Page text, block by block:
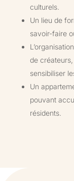
culturels.
Un lieu de
savoir-faire
de
sensibiliser
Un
pouvant
résidents.